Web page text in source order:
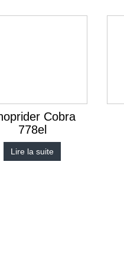
Cobra
778el
Lire la suite